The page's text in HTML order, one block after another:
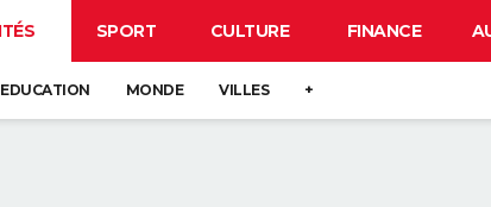
SPORT CULTURE FINANCE
EDUCATION MONDE VILLES +